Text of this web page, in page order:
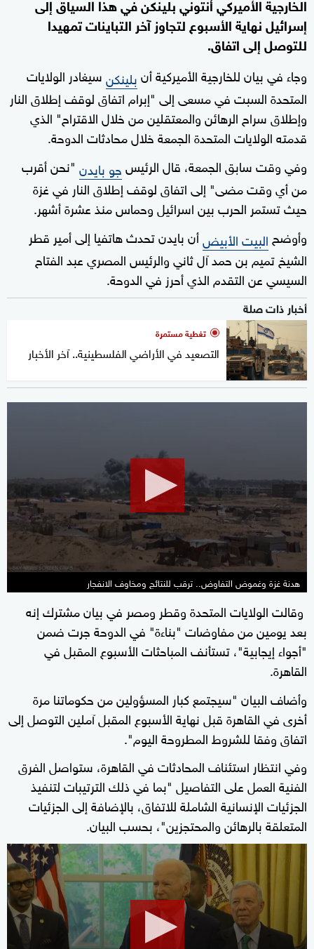
إسرائيل نهاية الأسبوع لتجاوز آخر التباينات تمهيدا
للتوصل إلى اتفاق.
وجاء في بيان للخارجية الأميركية أنبلينكنسيغادر الولايات
المتحدة السبت في مسعى إلى "إبرام اتفاق لوقف إطلاق النار
وإطلاق سراح الرهائن والمعتقلين من خلال الاقتراح" الذي
قدمته الولايات المتحدة الجمعة خلال محادثات الدوحة.
وفي وقت سابق الجمعة، قال الرئيسجو بايدن "نحن أقرب
من أي وقت مضى" إلى اتفاق لوقف إطلاق النار في غزة
حيث تستمر الحرب بين اسرائيل وحماس منذ عشرة أشهر.
وأوضح البيت الأبيضأن بايدن تحدث هاتفيا إلى أمير قطر
الشيخ تميم بن حمد آل ثاني والرئيس المصري عبد الفتاح
السيسي عن التقدم الذي أحرز في الدوحة.
أخبار ذات صلة
تغطية مستمرة
التصعيد في الأراضي الفلسطينية.. آخر الأخبار
minutes,
18
seconds
هدنة غزة وغموض التفاوض.. ترقب للنتائج ومخاوف الانفجار
وقالت الولايات المتحدة وقطر ومصر في بيان مشترك إنه
بعد يومين من مفاوضات "بناءة" في الدوحة جرت ضمن
"أجواء إيجابية"، تستأنف المباحثات الأسبوع المقبل في
القاهرة.
وأضاف البيان "سيجتمع كبار المسؤولين من حكوماتنا مرة
أخرى في القاهرة قبل نهاية الأسبوع المقبل آملين التوصل إلى
اتفاق وفقا للشروط المطروحة اليوم".
وفي انتظار استئناف المحادثات في القاهرة، ستواصل الفرق
الفنية العمل على التفاصيل "بما في ذلك الترتيبات لتنفيذ
الجزئيات الإنسانية الشاملة للاتفاق، بالإضافة إلى الجزئيات
المتعلقة بالرهائن والمحتجزين"، بحسب البيان.
0
seconds
of
26
seconds